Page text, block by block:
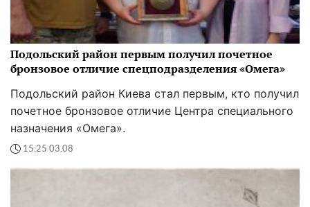
Подольский район первым получил почетное
бронзовое отличие спецподразделения «Омега»
Подольский район Киева стал первым, кто получил
почетное бронзовое отличие Центра специального
назначения «Омега».
15:25 03.08